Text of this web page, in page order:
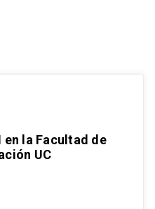
la Facultad de
UC